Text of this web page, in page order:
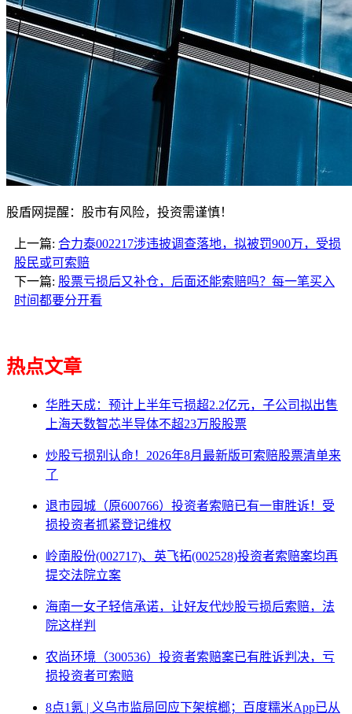
股盾网提醒：股市有风险，投资需谨慎！
上一篇: 合力泰002217涉违披调查落地，拟被罚900万，受损
股民或可索赔
下一篇: 股票亏损后又补仓，后面还能索赔吗？每一笔买入
时间都要分开看
热点文章
华胜天成：预计上半年亏损超2.2亿元，子公司拟出售
上海天数智芯半导体不超23万股股票
炒股亏损别认命！2026年8月最新版可索赔股票清单来
了
退市园城（原600766）投资者索赔已有一审胜诉！受
损投资者抓紧登记维权
岭南股份(002717)、英飞拓(002528)投资者索赔案均再
提交法院立案
海南一女子轻信承诺，让好友代炒股亏损后索赔，法
院这样判
农尚环境（300536）投资者索赔案已有胜诉判决，亏
损投资者可索赔
8点1氪 | 义乌市监局回应下架槟榔；百度糯米App已从